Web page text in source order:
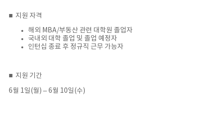
■ 지원 자격
해외 MBA/부동산 관련 대학원 졸업자
국내외 대학 졸업 및 졸업 예정자
인턴십 종료 후 정규직 근무 가능자
■ 지원 기간
6월 1일(월) – 6월 10일(수)